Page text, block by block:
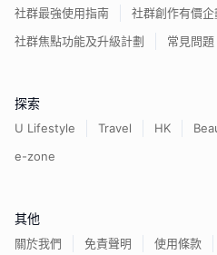
社群最強使用指南
社群創作有價企
社群焦點功能及升級計劃
常見問題
探索
U Lifestyle Travel HK
e-zone
其他
關於我們 免責聲明 使用條款